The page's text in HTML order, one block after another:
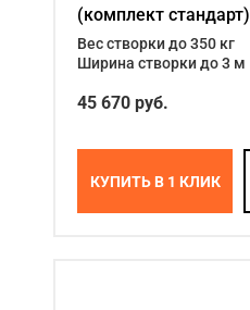
(комплект стандарт)
Вес створки до 350 кг
Ширина створки до 3 м
45 670 руб.
КУПИТЬ В 1 КЛИК